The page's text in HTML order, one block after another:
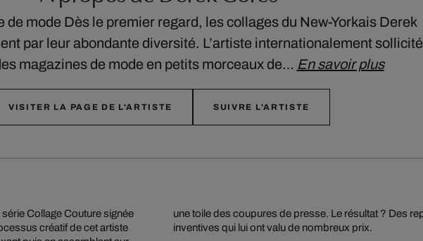
de mode Dès le premier regard, les collages du New-Yorkais Derek
par leur abondante diversité. L’artiste internationalement sollicité
magazines de mode en petits morceaux de… En savoir plus
VISITER LA PAGE DE L'ARTISTE SUIVRE L'ARTISTE
Collage Couture signée
créatif de cet artiste
dynamiques hautement
inventives qui lui ont valu de nombreux prix.